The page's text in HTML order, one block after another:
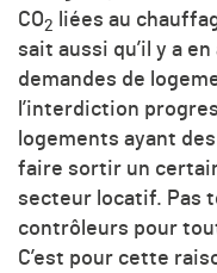
CO2
liées au
sait aussi qu’il y a
demandes de
l’interdiction
logements ayant
faire sortir un
secteur locatif. Pas
contrôleurs pour
C’est pour cette